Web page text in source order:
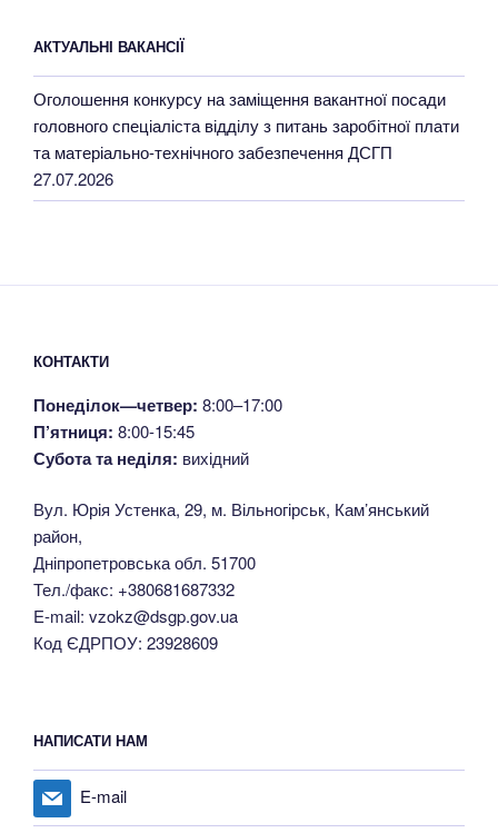
АКТУАЛЬНІ ВАКАНСІЇ
Оголошення конкурсу на заміщення вакантної посади
головного спеціаліста відділу з питань заробітної плати
та матеріально-технічного забезпечення ДСГП
27.07.2026
КОНТАКТИ
Понеділок—четвер: 8:00–17:00
П’ятниця: 8:00-15:45
Субота та неділя: вихідний
Вул. Юрія Устенка, 29, м. Вільногірськ, Кам’янський
район,
Дніпропетровська обл. 51700
Тел./факс: +380681687332
E-mail: vzokz@dsgp.gov.ua
Код ЄДРПОУ: 23928609
НАПИСАТИ НАМ
E-mail